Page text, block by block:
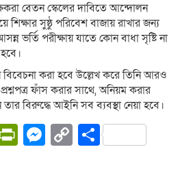
বেতন স্কেলের দাবিতে আন্দোলন
শিক্ষার সুষ্ঠু পরিবেশ বাজায় রাখার জন্য
ভর্তি পরীক্ষায় যাতে কোন বাধা সৃষ্টি না
বিবেচনা করা হবে উল্লেখ করে তিনি আরও
ফাঁস করার সাথে, অনিয়ম করার
বিরুদ্ধে আইনি সব ব্যবস্থা নেয়া হবে।
PrintFriendly
Messenger
CopyShare